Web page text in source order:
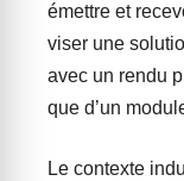
émettre et
viser une
avec un rendu
que d’un
Le contexte